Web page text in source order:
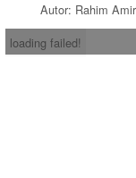
Autor: Rahim
loading failed!